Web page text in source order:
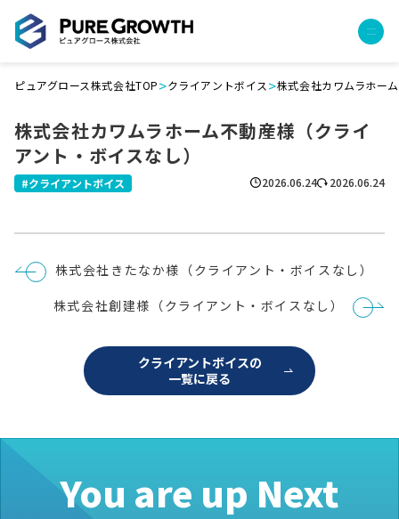
経営コンサルティング
PGハウス（住宅フランチャイズ）
広告運用代行
成功報酬型コストダウン
土地・顧客管理システム
事例
プロジェクト事例
クライアントボイス
資料ダウンロード
コラム
ピュアグロース株式会社TOP>クライアントボイス >株式会社カワムラホー
株式会社カワムラホーム不動産様（クライ
アント・ボイスなし）
2026.06.24 2026.06.24
クライアントボイス
投
稿
株式会社きたなか様（クライアント・ボイスなし）
株式会社創建様（クライアント・ボイスなし）
クライアントボイスの
一覧に戻る
You are up Next